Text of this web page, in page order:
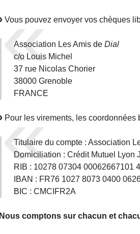
Vous pouvez envoyer vos chèques
Association Les Amis de Dial
c/o Louis Michel
37 rue Nicolas Chorier
38000 Grenoble
FRANCE
Pour les virements, les coordonnées
Titulaire du compte : Association
Domiciliation : Crédit Mutuel Lyon
RIB : 10278 07304 00062667101
IBAN : FR76 1027 8073 0400
BIC : CMCIFR2A
Nous comptons sur chacun et